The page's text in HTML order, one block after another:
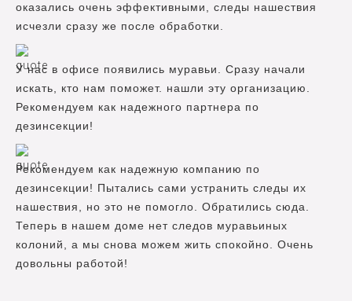
оказались очень эффективными, следы нашествия
исчезли сразу же после обработки.
У нас в офисе появились муравьи. Сразу начали
искать, кто нам поможет. нашли эту организацию.
Рекомендуем как надежного партнера по
дезинсекции!
Рекомендуем как надежную компанию по
дезинсекции! Пытались сами устранить следы их
нашествия, но это не помогло. Обратились сюда.
Теперь в нашем доме нет следов муравьиных
колоний, а мы снова можем жить спокойно. Очень
довольны работой!